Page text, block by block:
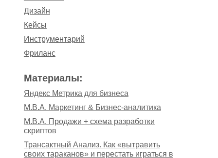
Дизайн
Кейсы
Инструментарий
Фриланс
Материалы:
Яндекс Метрика для бизнеса
M.B.A. Маркетинг & Бизнес-аналитика
M.B.A. Продажи + схема разработки
скриптов
Трансактный Анализ. Как «вытравить
своих тараканов» и перестать играться в